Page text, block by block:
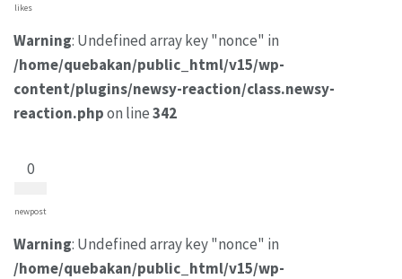
likes
Warning: Undefined array key "nonce" in
/home/quebakan/public_html/v15/wp-
content/plugins/newsy-reaction/class.newsy-
reaction.phpon line342
0
newpost
Warning: Undefined array key "nonce" in
/home/quebakan/public_html/v15/wp-